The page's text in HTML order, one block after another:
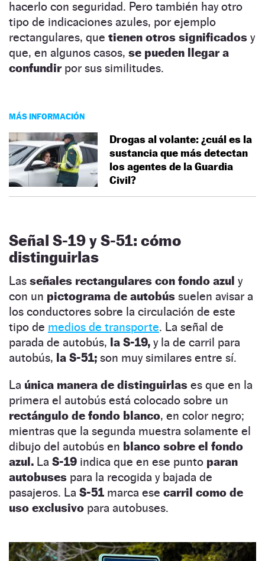
hacerlo con seguridad. Pero también hay otro
tipo de indicaciones azules, por ejemplo
rectangulares, que tienen otros significados y
que, en algunos casos, se pueden llegar a
confundirpor sus similitudes.
MÁS INFORMACIÓN
Drogas al volante: ¿cuál es la
sustancia que más detectan
los agentes de la Guardia
Civil?
Señal S-19 y S-51: cómo
distinguirlas
Las señales rectangulares con fondo azul y
con un pictograma de autobús suelen avisar a
los conductores sobre la circulación de este
tipo de medios de transporte. La señal de
parada de autobús, la S-19, y la de carril para
autobús, la S-51; son muy similares entre sí.
La única manera de distinguirlas es que en la
primera el autobús está colocado sobre un
rectángulo de fondo blanco, en color negro;
mientras que la segunda muestra solamente el
dibujo del autobús en blanco sobre el fondo
azul. La S-19 indica que en ese punto paran
autobuses para la recogida y bajada de
pasajeros. La S-51 marca ese carril como de
uso exclusivo para autobuses.